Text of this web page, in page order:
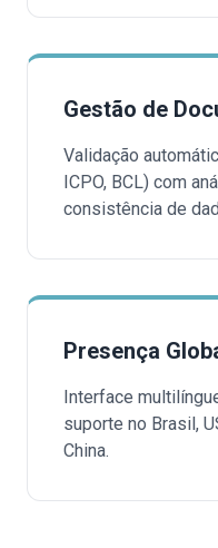
Gestão de
Validação
ICPO, BCL) com
consistência de
Presença
Interface
suporte no Brasil,
China.